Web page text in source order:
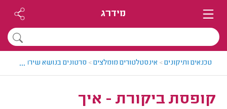
מידרג
טכנאים ותיקונים> אינסטלטורים מומלצים> סרטונים בנושא שירותי
...
קופסת ביקורת - איך